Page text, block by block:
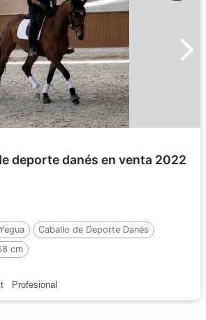
deporte danés en venta 2022
Caballo de Deporte Danés
cm
Profesional